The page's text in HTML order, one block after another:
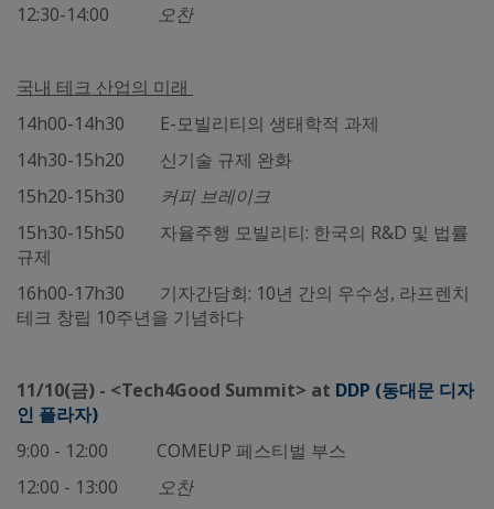
12:30-14:00
오찬
국내 테크 산업의 미래
14h00-14h30 E-모빌리티의 생태학적 과제
14h30-15h20 신기술 규제 완화
15h20-15h30 커피 브레이크
15h30-15h50 자율주행 모빌리티: 한국의 R&D 및 법률
규제
16h00-17h30 기자간담회: 10년 간의 우수성, 라프렌치
테크 창립 10주년을 기념하다
11/10(금) - <Tech4Good Summit> at DDP (동대문 디자
인 플라자)
9:00 - 12:00 COMEUP 페스티벌 부스
12:00 - 13:00
오찬